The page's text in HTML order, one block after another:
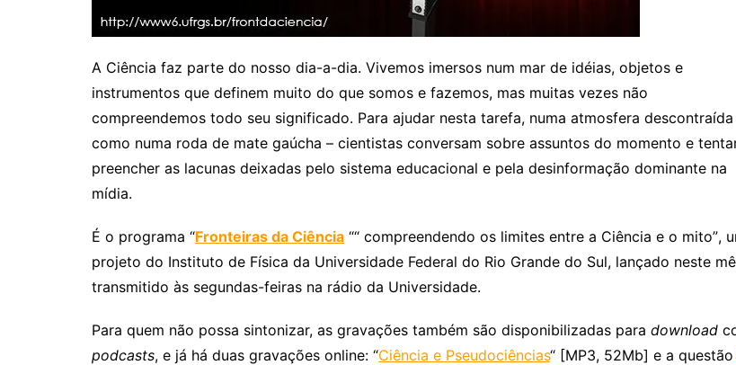
A Ciência faz parte do nosso dia-a-dia. Vivemos imersos num mar de idéias, objetos e
instrumentos que definem muito do que somos e fazemos, mas muitas vezes não
compreendemos todo seu significado. Para ajudar nesta tarefa, numa atmosfera descontraída
como numa roda de mate gaúcha – cientistas conversam sobre assuntos do momento e
preencher as lacunas deixadas pelo sistema educacional e pela desinformação dominante na
mídia.
É o programa “Fronteiras da Ciência ““ compreendendo os limites entre a Ciência e o mito”,
projeto do Instituto de Física da Universidade Federal do Rio Grande do Sul, lançado neste
transmitido às segundas-feiras na rádio da Universidade.
Para quem não possa sintonizar, as gravações também são disponibilizadas para download
podcasts, e já há duas gravações online: “Ciência e Pseudociências“ [MP3, 52Mb] e a questão